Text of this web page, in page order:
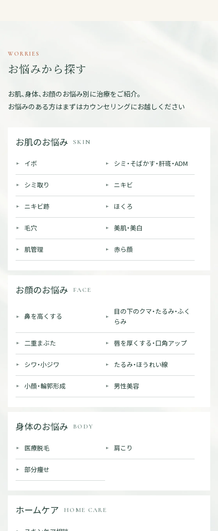
WORRIES
お悩みから探す
お肌、身体、お顔のお悩み別に治療をご紹介。
お悩みのある方はまずはカウンセリングにお越しください
SKIN
お肌のお悩み
イボ シミ・そばかす・肝斑・ADM
シミ取り ニキビ
ニキビ跡 ほくろ
毛穴 美肌・美白
肌管理 赤ら顔
FACE
お顔のお悩み
鼻を高くする
目の下のクマ・たるみ・ふく
らみ
二重まぶた 唇を厚くする・口角アップ
シワ・小ジワ たるみ・ほうれい線
小顔・輪郭形成 男性美容
BODY
身体のお悩み
医療脱毛 肩こり
部分痩せ
HOME CARE
ホームケア